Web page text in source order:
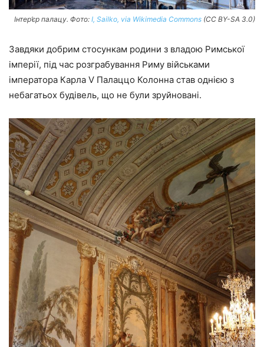
Інтер’єр палацу. Фото: I, Sailko, via Wikimedia Commons (CC BY-SA 3.0)
Завдяки добрим стосункам родини з владою Римської
імперії, під час розграбування Риму військами
імператора Карла V Палаццо Колонна став однією з
небагатьох будівель, що не були зруйновані.